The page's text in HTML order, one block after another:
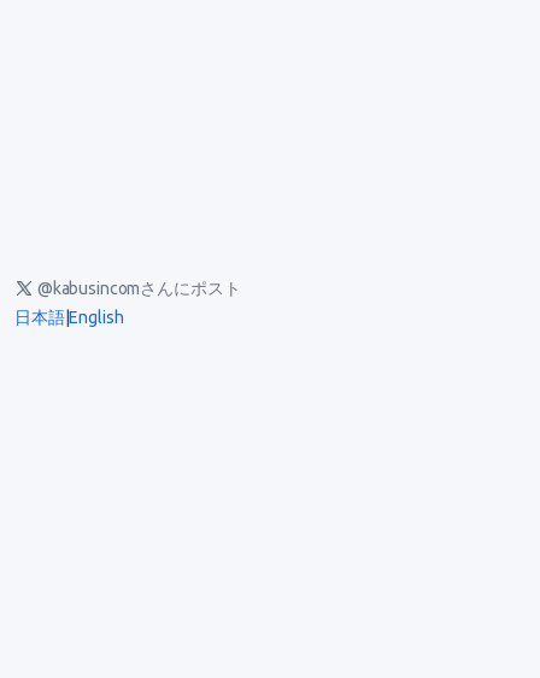
@kabusincomさんにポスト
日本語|English